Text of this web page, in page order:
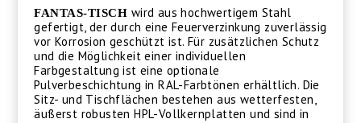
FANTAS-TISCH wird aus hochwertigem Stahl
gefertigt, der durch eine Feuerverzinkung zuverlässig
vor Korrosion geschützt ist. Für zusätzlichen Schutz
und die Möglichkeit einer individuellen
Farbgestaltung ist eine optionale
Pulverbeschichtung in RAL-Farbtönen erhältlich. Die
Sitz- und Tischflächen bestehen aus wetterfesten,
äußerst robusten HPL-Vollkernplatten und sind in